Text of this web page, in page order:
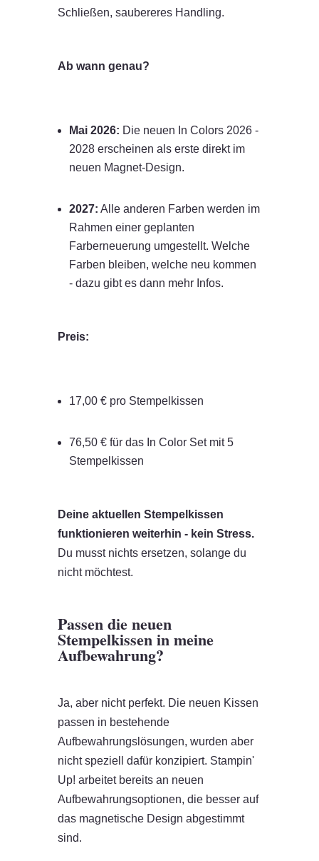
Schließen, saubereres Handling.
Ab wann genau?
Mai 2026: Die neuen In Colors 2026 -
2028 erscheinen als erste direkt im
neuen Magnet-Design.
2027: Alle anderen Farben werden im
Rahmen einer geplanten
Farberneuerung umgestellt. Welche
Farben bleiben, welche neu kommen
- dazu gibt es dann mehr Infos.
Preis:
17,00 € pro Stempelkissen
76,50 € für das In Color Set mit 5
Stempelkissen
Deine aktuellen Stempelkissen
funktionieren weiterhin - kein Stress.
Du musst nichts ersetzen, solange du
nicht möchtest.
Passen die neuen
Stempelkissen in meine
Aufbewahrung?
Ja, aber nicht perfekt. Die neuen Kissen
passen in bestehende
Aufbewahrungslösungen, wurden aber
nicht speziell dafür konzipiert. Stampin'
Up! arbeitet bereits an neuen
Aufbewahrungsoptionen, die besser auf
das magnetische Design abgestimmt
sind.